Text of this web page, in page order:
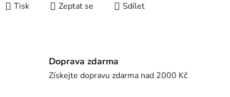
Tisk Zeptat se Sdílet
Doprava zdarma
Získejte dopravu zdarma nad 2000 Kč